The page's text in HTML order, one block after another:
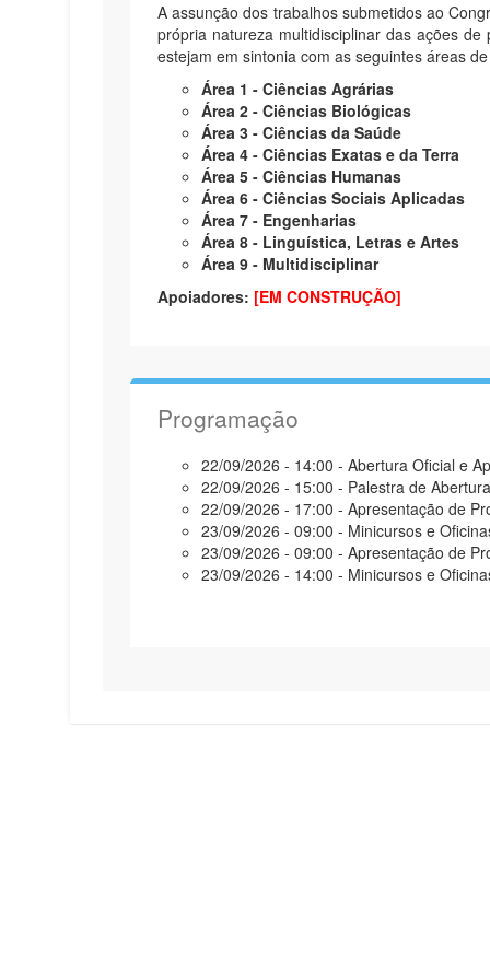
A assunção dos trabalhos submetidos ao
própria natureza multidisciplinar das ações
estejam em sintonia com as seguintes áreas
Área 1 - Ciências Agrárias
Área 2 - Ciências Biológicas
Área 3 - Ciências da Saúde
Área 4 - Ciências Exatas e da Terra
Área 5 - Ciências Humanas
Área 6 - Ciências Sociais Aplicadas
Área 7 - Engenharias
Área 8 - Linguística, Letras e Artes
Área 9 - Multidisciplinar
Apoiadores: [EM CONSTRUÇÃO]
Programação
22/09/2026 - 14:00 - Abertura Oficial e
22/09/2026 - 15:00 - Palestra de Abertura
22/09/2026 - 17:00 - Apresentação de
23/09/2026 - 09:00 - Minicursos e
23/09/2026 - 09:00 - Apresentação de
23/09/2026 - 14:00 - Minicursos e